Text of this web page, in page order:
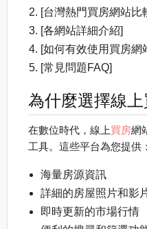
[台灣熱門買房網站比
[各網站詳細介紹]
[如何有效使用買房網
[常見問題FAQ]
為什麼選擇線上
在數位時代，線上買房網
工具。這些平台為您提供：
海量房源資訊
詳細的房屋照片和影
即時更新的市場行情